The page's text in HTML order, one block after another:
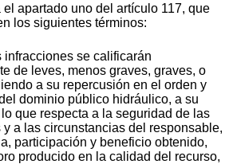
apartado uno del artículo 117, que
los siguientes términos:
infracciones se calificarán
de leves, menos graves, graves, o
a su repercusión en el orden y
dominio público hidráulico, a su
que respecta a la seguridad de las
a las circunstancias del responsable,
participación y beneficio obtenido,
producido en la calidad del recurso,